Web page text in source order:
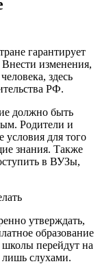
гарантирует
изменения,
здесь
РФ.
должно быть
Родители и
условия для того
знания. Также
в ВУЗы,
утверждать,
образование
перейдут на
лишь слухами.